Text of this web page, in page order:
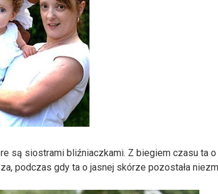
są siostrami bliźniaczkami. Z biegiem czasu ta o
podczas gdy ta o jasnej skórze pozostała